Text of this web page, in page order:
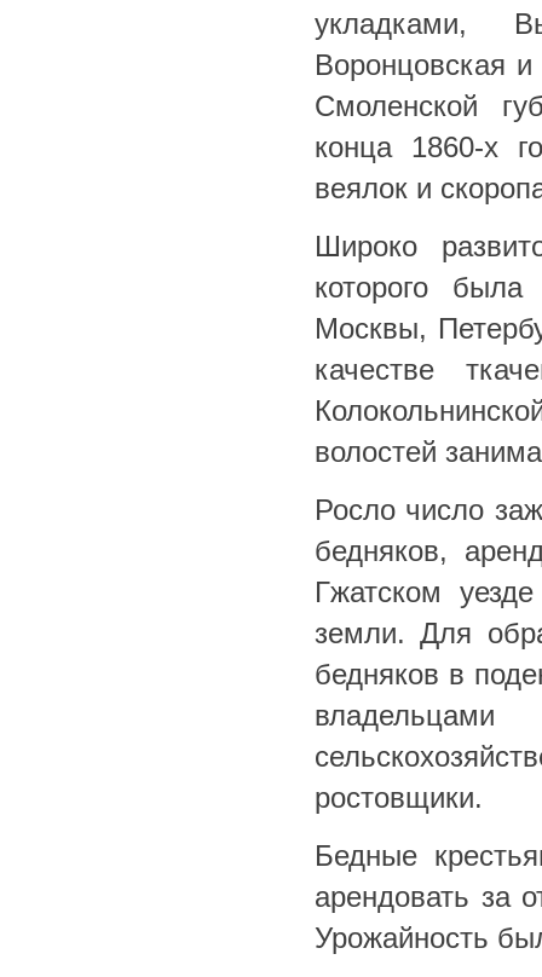
укладками,
Воронцовская
Смоленской
конца 1860-х
веялок и
Широко
которого
Москвы,
качестве
волостей
Росло число
бедняков,
Гжатском
земли. Для
бедняков в
ростовщики.
Бедные
арендовать за
Урожайность